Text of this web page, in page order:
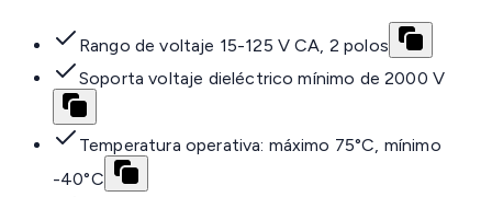
Rango de voltaje 15-125 V CA, 2 polos
Soporta voltaje dieléctrico mínimo de 2000 V
Temperatura operativa: máximo 75°C, mínimo
-40°C